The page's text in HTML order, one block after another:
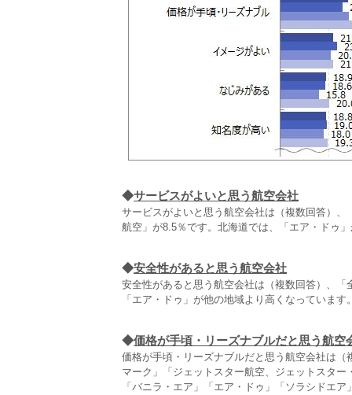
◆サービスがよいと思う航空会社
サービスがよいと思う航空会社は（複数回答）
航空」が8.5％です。北海道では、「エア・ドゥ
◆安全性があると思う航空会社
安全性があると思う航空会社は（複数回答）、
「エア・ドゥ」が他の地域より高くなっています
◆価格が手頃・リーズナブルだと思う航空
価格が手頃・リーズナブルだと思う航空会社は
マーク」「ジェットスター航空、ジェットスタ
「バニラ・エア」「エア・ドゥ」「ソラシドエ